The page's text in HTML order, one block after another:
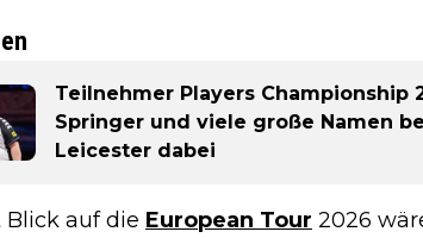
Teilnehmer Players Championship
Springer und viele große Namen
Leicester dabei
auf die European Tour 2026